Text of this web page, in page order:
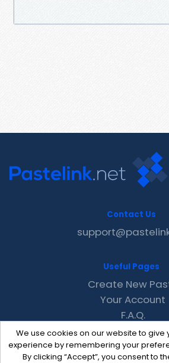
We use cookies on our website to give
experience by remembering your
By clicking “Accept”, you consent to
Contact Us
Useful Pages
Create New
Your Account
F.A.Q.
Recent
Contact